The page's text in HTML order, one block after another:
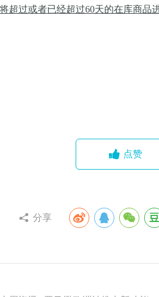
超过或者已经超过60天的在库商品
点赞
分享